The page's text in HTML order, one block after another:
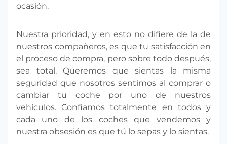
ocasión.
Nuestra prioridad, y en esto no difiere de la de
nuestros compañeros, es que tu satisfacción en
el proceso de compra, pero sobre todo después,
sea total. Queremos que sientas la misma
seguridad que nosotros sentimos al comprar o
cambiar tu coche por uno de nuestros
vehículos. Confiamos totalmente en todos y
cada uno de los coches que vendemos y
nuestra obsesión es que tú lo sepas y lo sientas.